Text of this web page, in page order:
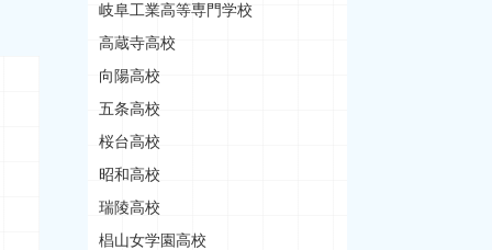
岐阜工業高等専門学校
高蔵寺高校
向陽高校
五条高校
桜台高校
昭和高校
瑞陵高校
椙山女学園高校